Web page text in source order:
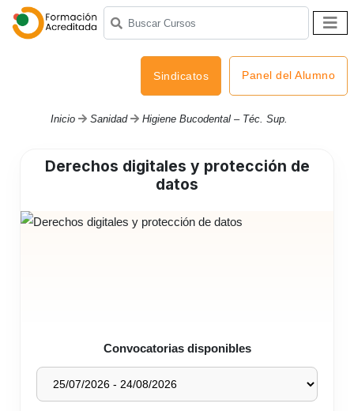
Sindicatos Panel del Alumno
Inicio Sanidad Higiene Bucodental – Téc. Sup.
Derechos digitales y protección de
datos
Convocatorias disponibles